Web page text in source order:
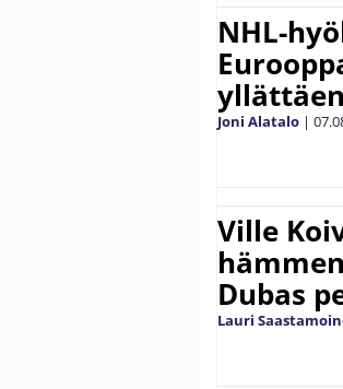
NHL-
Joni Alatalo |
Ville
Dubas
Lauri